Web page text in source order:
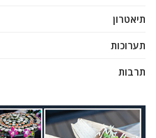
תיאטרון
תערוכות
תרבות